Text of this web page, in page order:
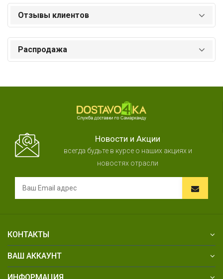
Отзывы клиентов
Распродажа
Новости и Акции
всегда будьте в курсе о наших акциях и
новостях отрасли
КОНТАКТЫ
ВАШ АККАУНТ
ИНФОРМАЦИЯ